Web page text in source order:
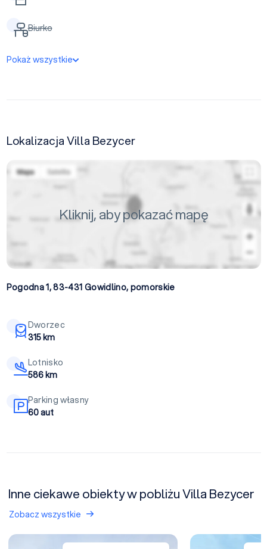
Biurko
Pokaż wszystkie
Lokalizacja Villa Bezycer
Kliknij, aby pokazać mapę
Pogodna 1, 83-431 Gowidlino, pomorskie
Dworzec
315 km
Lotnisko
586 km
Parking własny
60 aut
Inne ciekawe obiekty w pobliżu Villa Bezycer
Zobacz wszystkie
Leśny Dwór Sulęczyno
Centrum Kultury